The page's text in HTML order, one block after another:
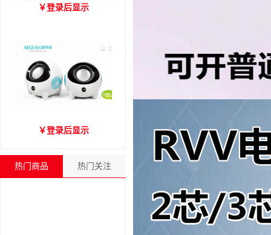
优越者Y-C416A 国标
￥登录后显示
爱琴海A2000音箱
￥登录后显示
热门商品 热门关注